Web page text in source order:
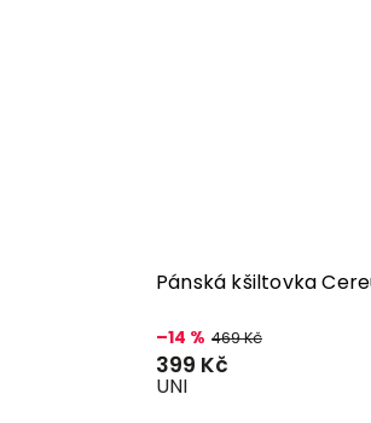
Pánská kšiltovka
–14 % 469 Kč
399 Kč
UNI